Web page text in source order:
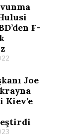
F-
Joe
Kiev’e